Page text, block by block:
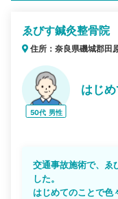
ゑびす鍼灸整骨院
住所：奈良県磯城郡田
50代 男性
はじ
交通事故施術で、ゑ
した。
はじめてのことで色